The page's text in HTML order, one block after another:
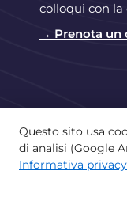
colloqui con la
→ Prenota un
Copyright ©
Valla di
Istituto
Questo sito usa
di analisi (Google
Informativa privacy